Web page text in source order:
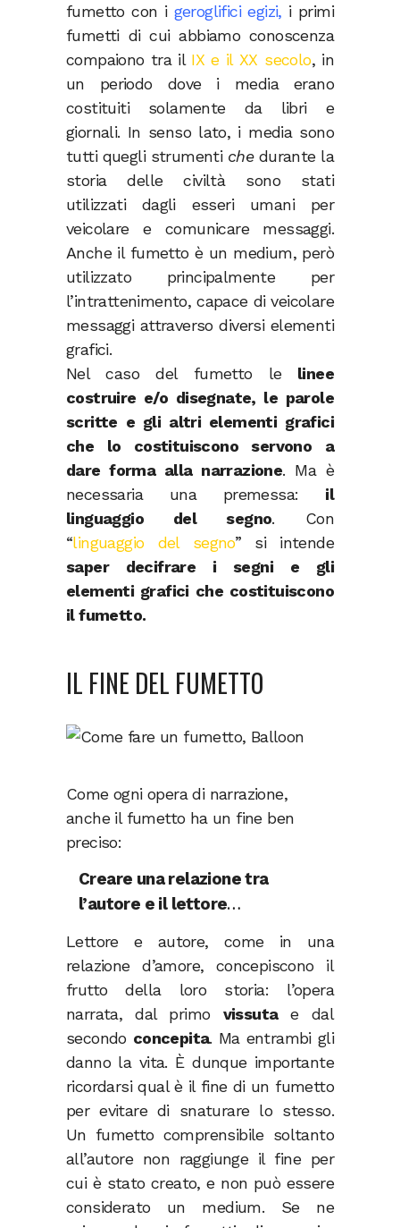
fumetto con i geroglifici egizi, i primi
fumetti di cui abbiamo conoscenza
compaiono tra il IX e il XX secolo, in
un periodo dove i media erano
costituiti solamente da libri e
giornali. In senso lato, i media sono
tutti quegli strumenti chedurante la
storia delle civiltà sono stati
utilizzati dagli esseri umani per
veicolare e comunicare messaggi.
Anche il fumetto è un medium, però
utilizzato principalmente per
l’intrattenimento, capace di veicolare
messaggi attraverso diversi elementi
grafici.
Nel caso del fumetto le linee
costruire e/o disegnate, le parole
scritte e gli altri elementi grafici
che lo costituiscono servono a
dare forma alla narrazione. Ma è
necessaria una premessa: il
linguaggio del segno. Con
“linguaggio del segno” si intende
saper decifrare i segni e gli
elementi grafici che costituiscono
il fumetto.
IL FINE DEL FUMETTO
Come ogni opera di narrazione,
anche il fumetto ha un fine ben
preciso:
Creare una relazione tra
l’autore e il lettore…
Lettore e autore, come in una
relazione d’amore, concepiscono il
frutto della loro storia: l’opera
narrata, dal primo vissutae dal
secondo concepita. Ma entrambi gli
danno la vita. È dunque importante
ricordarsi qual è il fine di un fumetto
per evitare di snaturare lo stesso.
Un fumetto comprensibile soltanto
all’autore non raggiunge il fine per
cui è stato creato, e non può essere
considerato un medium. Se ne